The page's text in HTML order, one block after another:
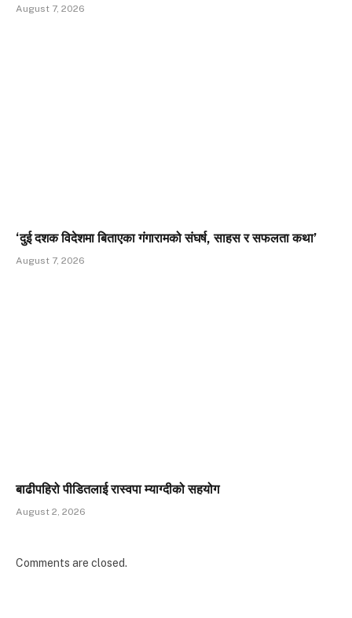
August 7, 2026
‘दुई दशक विदेशमा बिताएका गंगारामको संघर्ष, साहस र सफलता कथा’
August 7, 2026
बाढीपहिरो पीडितलाई रास्वपा म्याग्दीको सहयोग
August 2, 2026
Comments are closed.